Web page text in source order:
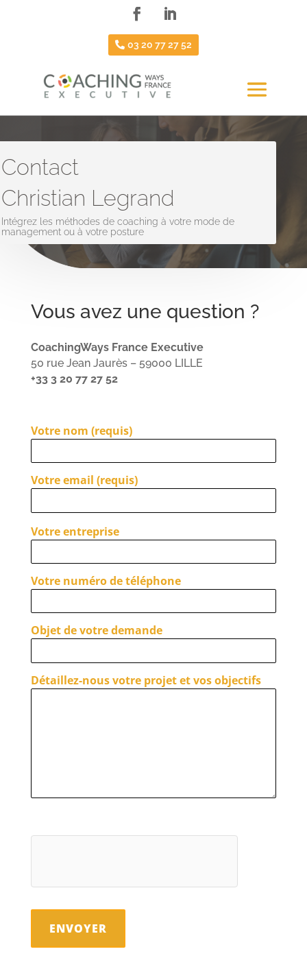
03 20 77 27 52
Contact
Christian Legrand
Intégrez les méthodes de coaching à votre mode de
management ou à votre posture
Vous avez une question ?
CoachingWays France Executive
50 rue Jean Jaurès – 59000 LILLE
+33 3 20 77 27 52
Votre nom (requis)
Votre email (requis)
Votre entreprise
Votre numéro de téléphone
Objet de votre demande
Détaillez-nous votre projet et vos objectifs